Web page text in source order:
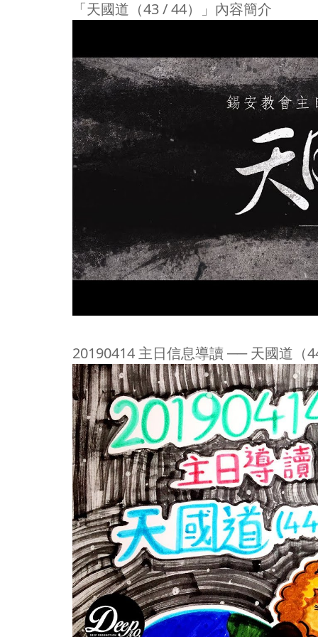
「天國道（43 / 44）」內容簡介
20190414 主日信息導讀 ── 天國道（